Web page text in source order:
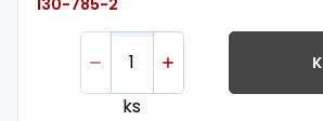
ks